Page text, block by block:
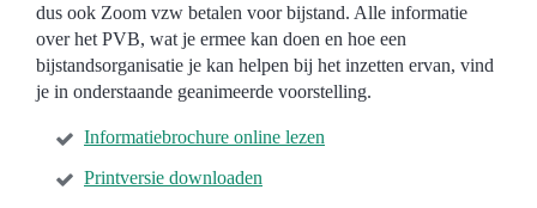
dus ook Zoom vzw betalen voor bijstand. Alle informatie
over het PVB, wat je ermee kan doen en hoe een
bijstandsorganisatie je kan helpen bij het inzetten ervan, vind
je in onderstaande geanimeerde voorstelling.
Informatiebrochure online lezen
Printversie downloaden